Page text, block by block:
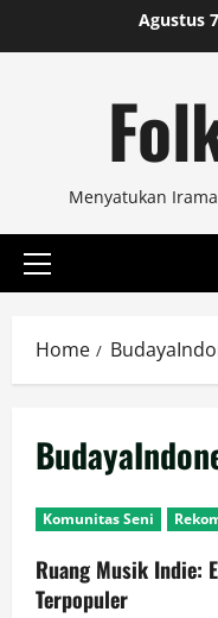
to
Agustus
Menyatukan
Primary
Home
Komunitas Seni
Ruang Musik Indie:
Terpopuler